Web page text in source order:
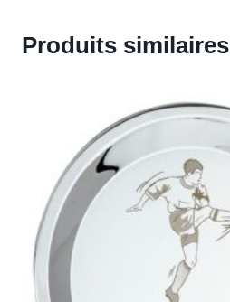
Produits similaires